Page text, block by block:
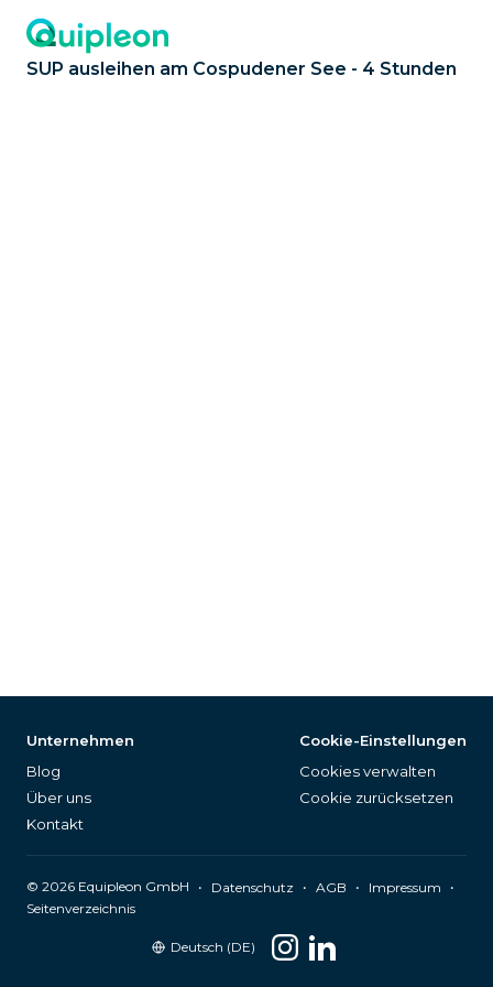
SUP ausleihen am Cospudener See - 4 Stunden
Unternehmen
Blog
Über uns
Kontakt
Cookie-Einstellungen
Cookies verwalten
Cookie zurücksetzen
© 2026 Equipleon GmbH • Datenschutz • AGB • Impressum
•
Seitenverzeichnis
Deutsch (DE)